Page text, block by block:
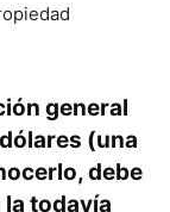
general
(una
debe
todavía